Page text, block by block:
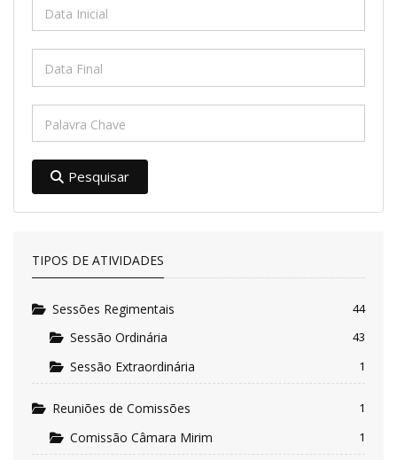
Pesquisar
TIPOS DE ATIVIDADES
Sessões Regimentais 44
Sessão Ordinária 43
Sessão Extraordinária 1
Reuniões de Comissões 1
Comissão Câmara Mirim 1